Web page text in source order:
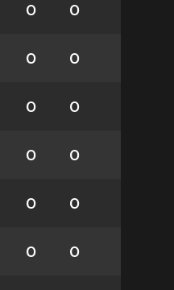
0 0
0 0
0 0
0 0
0 0
0 0